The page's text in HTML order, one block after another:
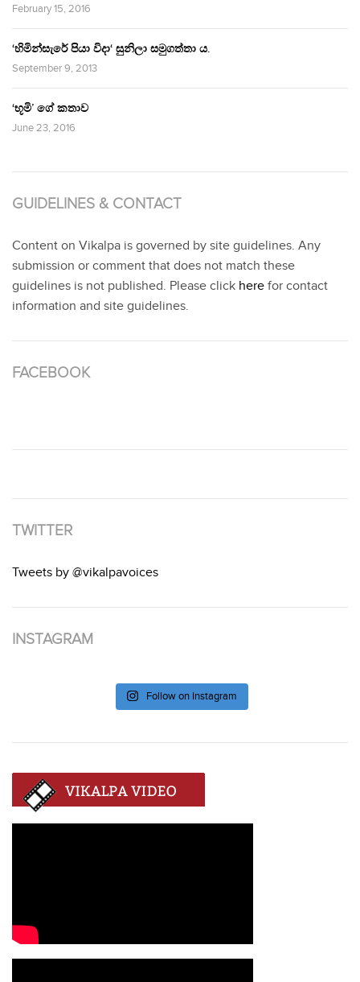
February 15, 2016
‘හිමින්සැරේ පියා විදා‘ සුනිලා සමුගත්තා ය.
September 9, 2013
‘භූමි’ ගේ කතාව
June 23, 2016
GUIDELINES & CONTACT
Content on Vikalpa is governed by site guidelines. Any
submission or comment that does not match these
guidelines is not published. Please click here for contact
information and site guidelines.
FACEBOOK
TWITTER
Tweets by @vikalpavoices
INSTAGRAM
Follow on Instagram